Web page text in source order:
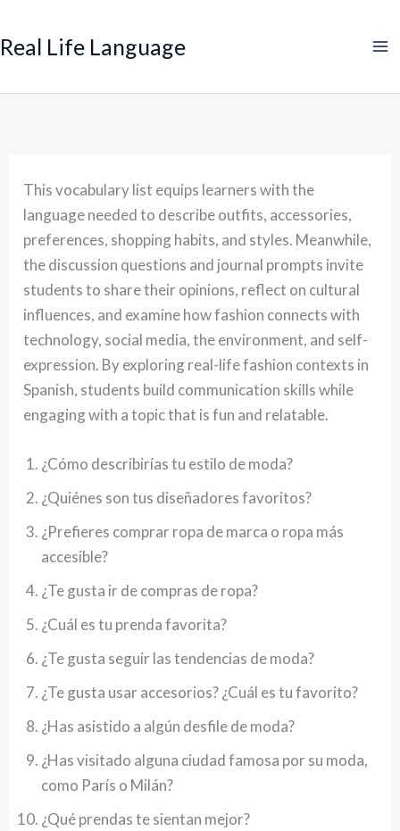
to
content
Real Life Language
This vocabulary list equips learners with the
language needed to describe outfits, accessories,
preferences, shopping habits, and styles. Meanwhile,
the discussion questions and journal prompts invite
students to share their opinions, reflect on cultural
influences, and examine how fashion connects with
technology, social media, the environment, and self-
expression. By exploring real-life fashion contexts in
Spanish, students build communication skills while
engaging with a topic that is fun and relatable.
¿Cómo describirías tu estilo de moda?
¿Quiénes son tus diseñadores favoritos?
¿Prefieres comprar ropa de marca o ropa más
accesible?
¿Te gusta ir de compras de ropa?
¿Cuál es tu prenda favorita?
¿Te gusta seguir las tendencias de moda?
¿Te gusta usar accesorios? ¿Cuál es tu favorito?
¿Has asistido a algún desfile de moda?
¿Has visitado alguna ciudad famosa por su moda,
como París o Milán?
¿Qué prendas te sientan mejor?